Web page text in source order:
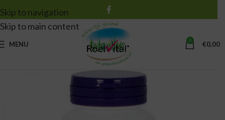
Skip to navigation
Skip to main content
MENU 0 €0,00